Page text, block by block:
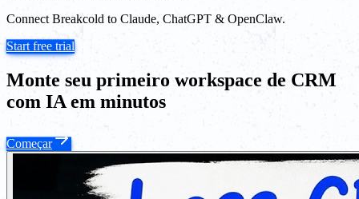
Connect Breakcold to Claude, ChatGPT & OpenClaw.
Start free trial
Monte seu primeiro workspace de CRM
com IA em minutos
Começar